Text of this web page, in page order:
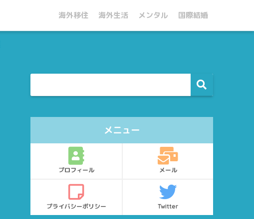
海外移住 海外生活 メンタル 国際結婚
メニュー
プロフィール メール
プライバシーポリシー Twitter